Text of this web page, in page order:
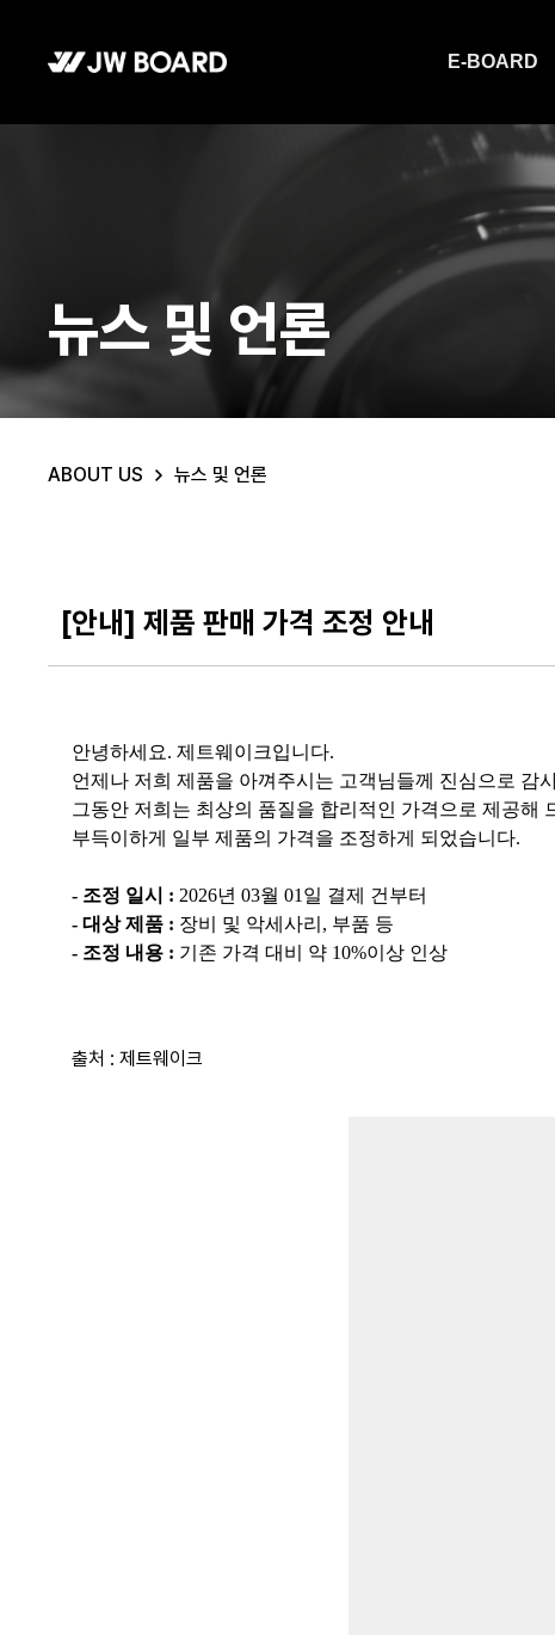
E-BOARD
뉴스 및 언론
ABOUT US 뉴스 및 언론
[안내] 제품 판매 가격 조정 안내
안녕하세요. 제트웨이크입니다.
언제나 저희 제품을 아껴주시는 고객님들께 진심으로 감
그동안 저희는 최상의 품질을 합리적인 가격으로 제공해
부득이하게 일부 제품의 가격을 조정하게 되었습니다.
- 조정 일시 : 2026년 03월 01일 결제 건부터
- 대상 제품 : 장비 및 악세사리, 부품 등
- 조정 내용 : 기존 가격 대비 약 10%이상 인상
출처 : 제트웨이크